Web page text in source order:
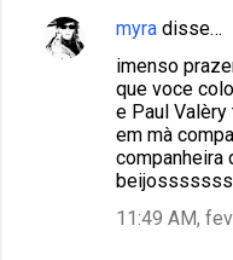
C
myra disse…
imenso
que voce
e Paul Valèry
em mà
companheira
11:49 AM,